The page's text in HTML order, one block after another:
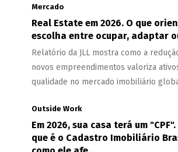
Mercado
Real Estate em 2026. O que
escolha entre ocupar, adaptar
Relatório da JLL mostra como a
novos empreendimentos valoriza
qualidade no mercado imobiliário
Outside Work
Em 2026, sua casa terá um
que é o Cadastro Imobiliário